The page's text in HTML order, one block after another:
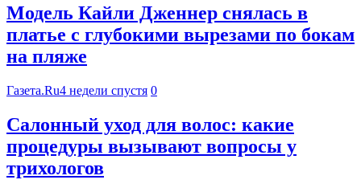
Модель Кайли Дженнер снялась в
платье с глубокими вырезами по бокам
на пляже
Газета.Ru4 недели спустя 0
Салонный уход для волос: какие
процедуры вызывают вопросы у
трихологов